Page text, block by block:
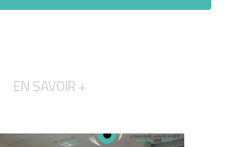
EN SAVOIR +